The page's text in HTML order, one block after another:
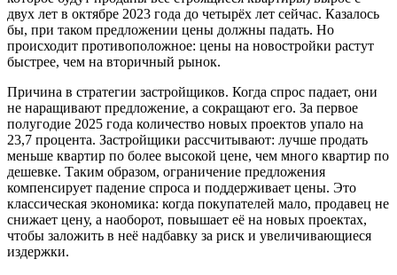
двух лет в октябре 2023 года до четырёх лет сейчас. Казалось
бы, при таком предложении цены должны падать. Но
происходит противоположное: цены на новостройки растут
быстрее, чем на вторичный рынок.
Причина в стратегии застройщиков. Когда спрос падает, они
не наращивают предложение, а сокращают его. За первое
полугодие 2025 года количество новых проектов упало на
23,7 процента. Застройщики рассчитывают: лучше продать
меньше квартир по более высокой цене, чем много квартир по
дешевке. Таким образом, ограничение предложения
компенсирует падение спроса и поддерживает цены. Это
классическая экономика: когда покупателей мало, продавец не
снижает цену, а наоборот, повышает её на новых проектах,
чтобы заложить в неё надбавку за риск и увеличивающиеся
издержки.